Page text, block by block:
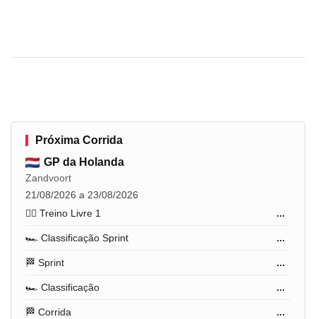
Próxima Corrida
GP da Holanda
Zandvoort
21/08/2026 a 23/08/2026
🏋️‍♂️ Treino Livre 1
...
🏎️ Classificação Sprint ...
🏁 Sprint ...
🏎️ Classificação ...
🏁 Corrida ...